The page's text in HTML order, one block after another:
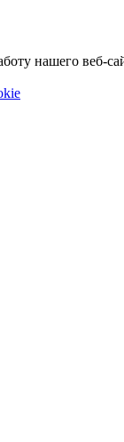
нашего веб-